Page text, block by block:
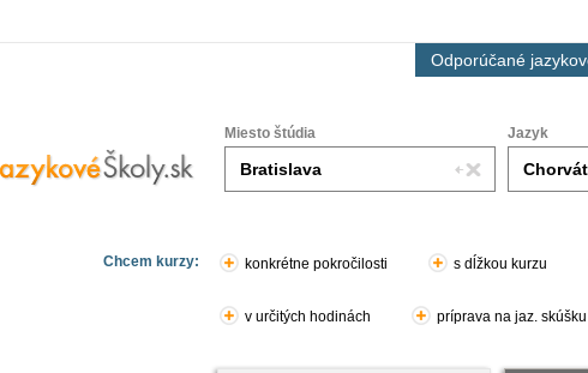
Odporúčané
Miesto štúdia Jazyk
Chcem kurzy: konkrétne pokročilosti s dĺžkou kurzu
v určitých hodinách príprava na jaz. skúšku